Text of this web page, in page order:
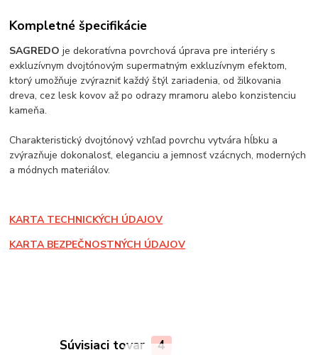
Kompletné špecifikácie
SAGREDO je dekoratívna povrchová úprava pre interiéry s
exkluzívnym dvojtónovým supermatným exkluzívnym efektom,
ktorý umožňuje zvýrazniť každý štýl zariadenia, od žilkovania
dreva, cez lesk kovov až po odrazy mramoru alebo konzistenciu
kameňa.
Charakteristický dvojtónový vzhľad povrchu vytvára hĺbku a
zvýrazňuje dokonalosť, eleganciu a jemnosť vzácnych, moderných
a módnych materiálov.
KARTA TECHNICKÝCH ÚDAJOV
KARTA BEZPEČNOSTNÝCH ÚDAJOV
Súvisiaci tovar 4